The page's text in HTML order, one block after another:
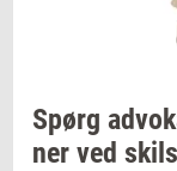
Spørg
ner ved